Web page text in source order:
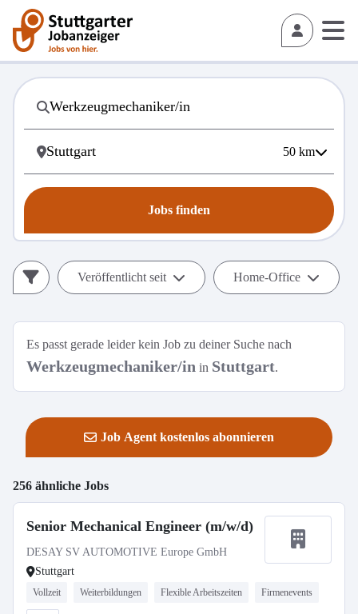
50 km
Jobs finden
Veröffentlicht seit Home-Office
Es passt gerade leider kein Job zu deiner Suche nach
Werkzeugmechaniker/in in Stuttgart.
Job Agent kostenlos abonnieren
256 ähnliche Jobs
Senior Mechanical Engineer (m/w/d)
DESAY SV AUTOMOTIVE Europe GmbH
Stuttgart
Vollzeit Weiterbildungen Flexible Arbeitszeiten Firmenevents